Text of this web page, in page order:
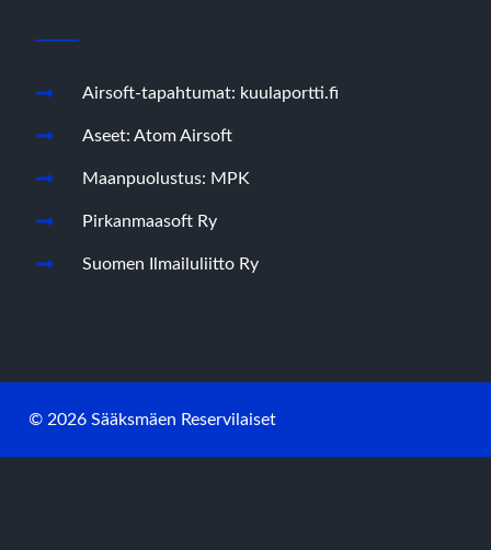
Airsoft-tapahtumat: kuulaportti.fi
Aseet: Atom Airsoft
Maanpuolustus: MPK
Pirkanmaasoft Ry
Suomen Ilmailuliitto Ry
© 2026 Sääksmäen Reservilaiset